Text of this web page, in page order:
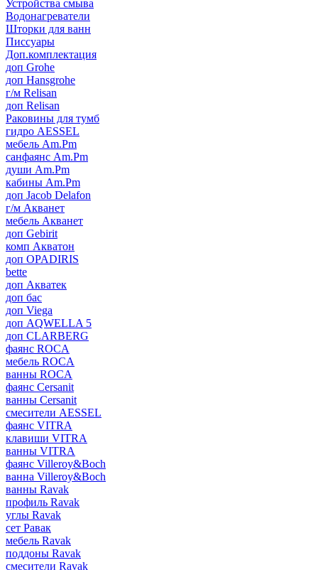
Устройства смыва
Водонагреватели
Шторки для ванн
Писсуары
Доп.комплектация
доп Grohe
доп Hansgrohe
г/м Relisan
доп Relisan
Раковины для тумб
гидро AESSEL
мебель Am.Pm
санфаянс Am.Pm
души Am.Pm
кабины Am.Pm
доп Jacob Delafon
г/м Акванет
мебель Акванет
доп Gebirit
комп Акватон
доп OPADIRIS
bette
доп Акватек
доп бас
доп Viega
доп AQWELLA 5
доп CLARBERG
фаянс ROCA
мебель ROCA
ванны ROCA
фаянс Cersanit
ванны Cersanit
смесители AESSEL
фаянс VITRA
клавиши VITRA
ванны VITRA
фаянс Villeroy&Boch
ванна Villeroy&Boch
ванны Ravak
профиль Ravak
углы Ravak
сет Равак
мебель Ravak
поддоны Ravak
смесители Ravak